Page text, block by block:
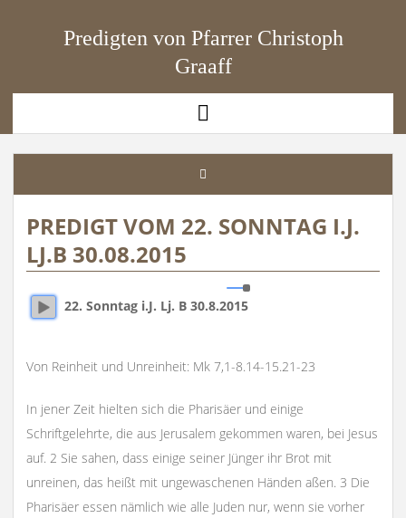
Predigten von Pfarrer Christoph
Graaff
open
menu
PREDIGT VOM 22. SONNTAG I.J.
LJ.B 30.08.2015
22. Sonntag i.J. Lj. B 30.8.2015
Von Reinheit und Unreinheit: Mk 7,1-8.14-15.21-23
In jener Zeit hielten sich die Pharisäer und einige
Schriftgelehrte, die aus Jerusalem gekommen waren, bei Jesus
auf. 2 Sie sahen, dass einige seiner Jünger ihr Brot mit
unreinen, das heißt mit ungewaschenen Händen aßen. 3 Die
Pharisäer essen nämlich wie alle Juden nur, wenn sie vorher